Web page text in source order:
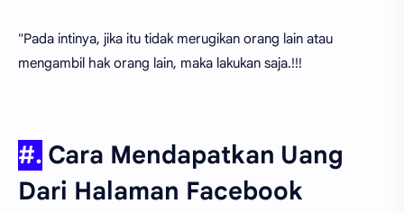
"Pada intinya, jika itu tidak merugikan orang lain atau
mengambil hak orang lain, maka lakukan saja.!!!
#. Cara Mendapatkan Uang
Dari Halaman Facebook